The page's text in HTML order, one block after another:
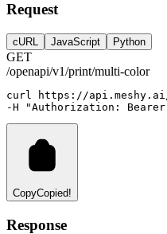
Request
cURL JavaScript Python
GET
/openapi/v1/print/multi-color
curl
https://
-H
"Authorization: Bearer
CopyCopied!
Response